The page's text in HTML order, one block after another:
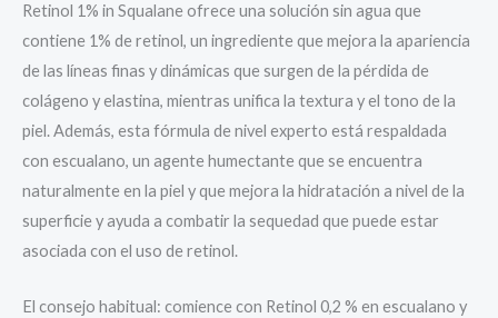
Retinol 1% in Squalane ofrece una solución sin agua que
contiene 1% de retinol, un ingrediente que mejora la apariencia
de las líneas finas y dinámicas que surgen de la pérdida de
colágeno y elastina, mientras unifica la textura y el tono de la
piel. Además, esta fórmula de nivel experto está respaldada
con escualano, un agente humectante que se encuentra
naturalmente en la piel y que mejora la hidratación a nivel de la
superficie y ayuda a combatir la sequedad que puede estar
asociada con el uso de retinol.
El consejo habitual: comience con Retinol 0,2 % en escualano y